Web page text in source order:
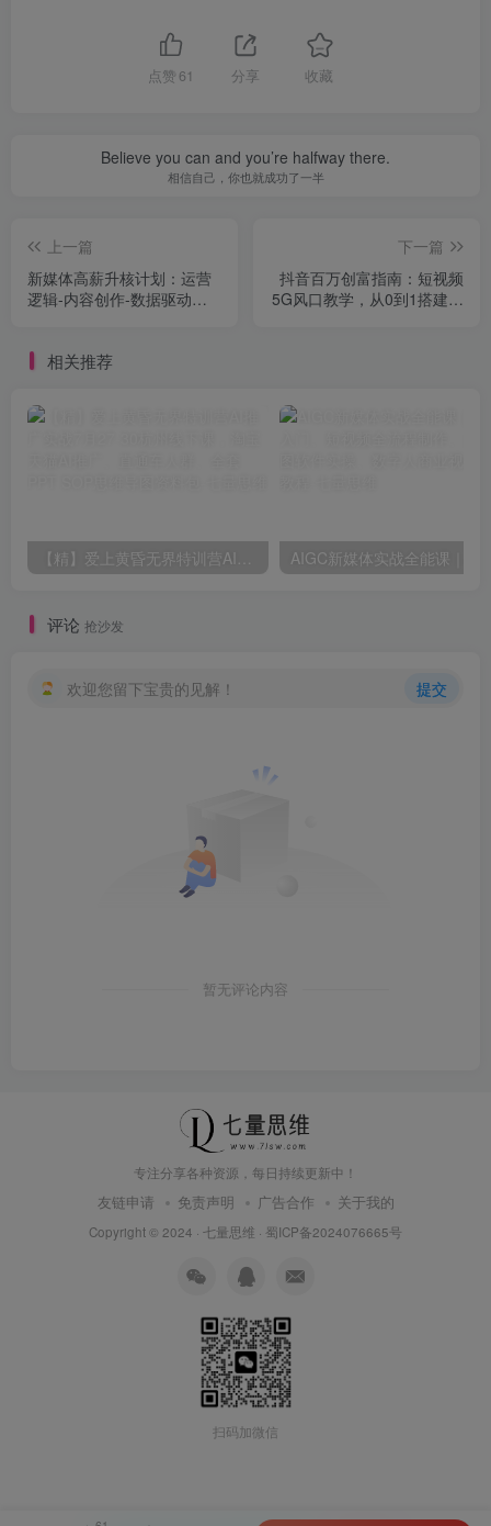
点赞 61 分享 收藏
Believe you can and you’re halfway there.
相信自己，你也就成功了一半
上一篇
新媒体高薪升核计划：运营
逻辑-内容创作-数据驱动，
下一篇
抖音百万创富指南：短视频
5G风口教学，从0到1搭建带
相关推荐
【精】爱上黄昏无界特训营AI推广实战7月27-30杭州线下课，淘宝天猫AI推广、直通车人群、全套PPT SOP思维导图资料包
评论 抢沙发
欢迎您留下宝贵的见解！ 提交
暂无评论内容
专注分享各种资源，每日持续更新中！
友链申请 免责声明 广告合作 关于我的
Copyright © 2024 · 七量思维 · 蜀ICP备2024076665号
扫码加微信